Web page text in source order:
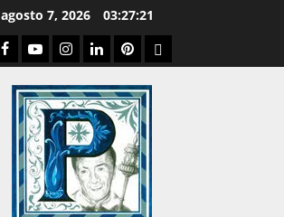
agosto 7, 2026 03:27:22
Facebook
YoutubeInstagram
LinkedPinterestDribbble